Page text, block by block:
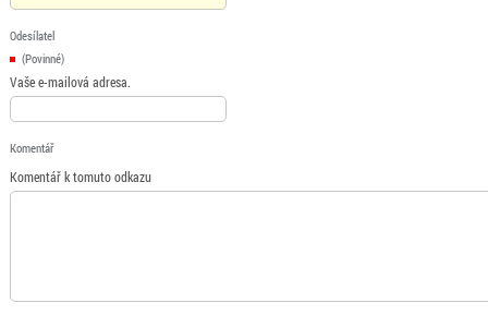
Odesílatel
(Povinné)
Vaše e-mailová adresa.
Komentář
Komentář k tomuto odkazu